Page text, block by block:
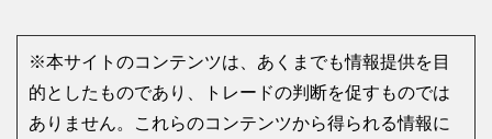
※本サイトのコンテンツは、あくまでも情報提供を目
的としたものであり、トレードの判断を促すものでは
ありません。これらのコンテンツから得られる情報に